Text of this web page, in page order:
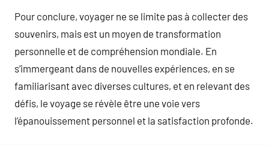
Pour conclure, voyager ne se limite pas à collecter des
souvenirs, mais est un moyen de transformation
personnelle et de compréhension mondiale. En
s’immergeant dans de nouvelles expériences, en se
familiarisant avec diverses cultures, et en relevant des
défis, le voyage se révèle être une voie vers
l’épanouissement personnel et la satisfaction profonde.